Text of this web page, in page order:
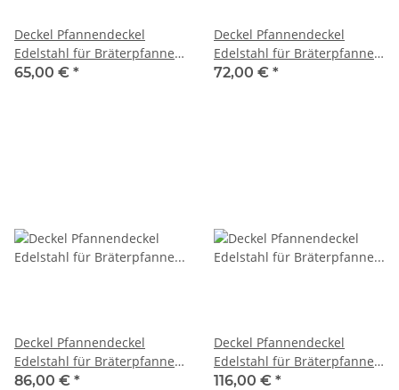
Deckel Pfannendeckel
Edelstahl für Bräterpfanne
Grillpfanne 3er 620 x 500
65,00 € *
Deckel Pfannendeckel
Edelstahl für Bräterpfanne
Grillpfanne 4er 785 x 500
72,00 € *
Deckel Pfannendeckel
Edelstahl für Bräterpfanne
Grillpfanne 5er 955 x 500
86,00 € *
Deckel Pfannendeckel
Edelstahl für Bräterpfanne
Grillpfanne 6er 108 x 51,5
116,00 € *